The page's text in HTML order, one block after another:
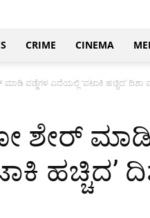
CRIME CINEMA
ಪಡ್ಡೆಗಳ ಎದೆಯಲ್ಲಿ ‘ಪಟಾಕಿ ಹಚ್ಚಿದ’ ದಿಶಾ
ಮಾಡಿ
ಹಚ್ಚಿದ’